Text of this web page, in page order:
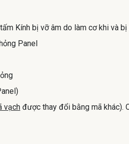
Kính bị vỡ âm do làm cơ khi và
Panel
vạch được thay đổi bằng mã khác).